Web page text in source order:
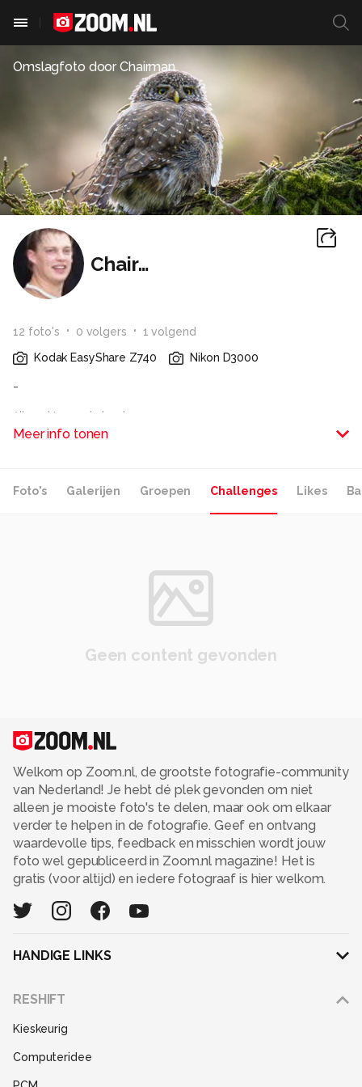
Omslagfoto doorChairman
Chairman
12 foto's 0 volgers 1 volgend
Kodak EasyShare Z740
Nikon D3000
-
Alle rechten voorbehouden
Meer info tonen
Foto's Galerijen Groepen Challenges Likes
Geen content gevonden
Welkom op Zoom.nl, de grootste fotografie-community
van Nederland! Je hebt dé plek gevonden om niet
alleen je mooiste foto's te delen, maar ook om elkaar
verder te helpen in de fotografie. Geef en ontvang
waardevolle tips, feedback en misschien wordt jouw
foto wel gepubliceerd in Zoom.nl magazine! Het is
gratis (voor altijd) en iedere fotograaf is hier welkom.
HANDIGE LINKS
RESHIFT
Kieskeurig
Computeridee